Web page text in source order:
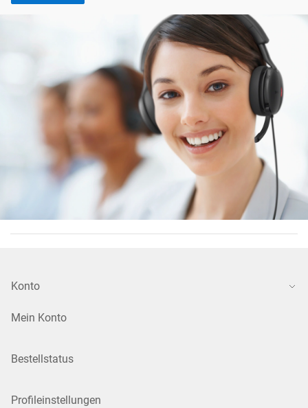
Konto
Mein Konto
Bestellstatus
Profileinstellungen